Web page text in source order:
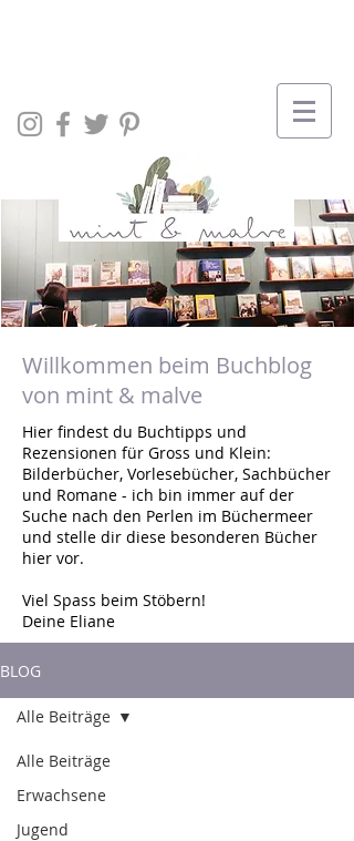
Willkommen beim Buchblog
von mint & malve
Hier findest du Buchtipps und
Rezensionen für Gross und Klein:
Bilderbücher, Vorlesebücher, Sachbücher
und Romane - ich bin immer auf der
Suche nach den Perlen im Büchermeer
und stelle dir diese besonderen Bücher
hier vor.
Viel Spass beim Stöbern!
Deine Eliane
BLOG
Alle Beiträge
Erwachsene
Jugend
Alle Beiträge